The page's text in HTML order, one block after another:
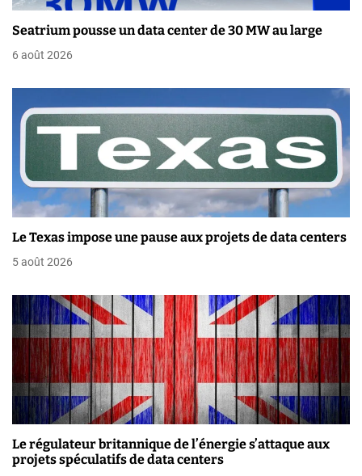
e
l
’
a
i
c
l
e
Seatrium pousse un data center de 30 MW au large
6 août 2026
Le Texas impose une pause aux projets de data centers
5 août 2026
Le régulateur britannique de l’énergie s’attaque aux
projets spéculatifs de data centers